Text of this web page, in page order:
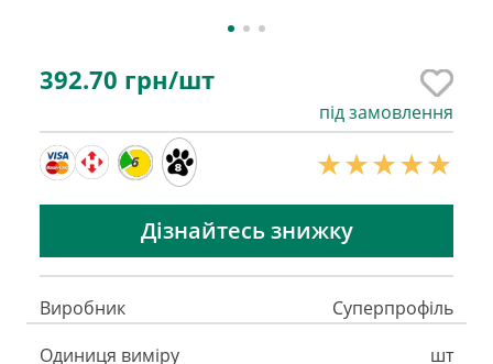
392.70 грн/шт
під замовлення
6
Дізнайтесь знижку
Виробник
Суперпрофіль
Одиниця виміру
шт